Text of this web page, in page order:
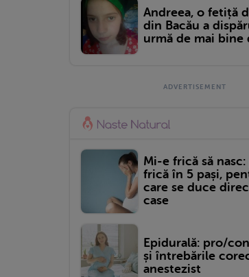
Andreea, o fetiță
din Bacău a
urmă de mai bine
Mi-e frică să
frică în 5 pași,
care se duce
case
Epidurală: pro/
și întrebările
anestezist